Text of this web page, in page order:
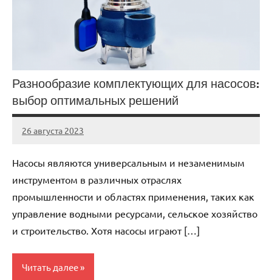
Разнообразие комплектующих для насосов:
выбор оптимальных решений
26 августа 2023
Avtor
Нет
Насосы являются универсальным и незаменимым
инструментом в различных отраслях
промышленности и областях применения, таких как
управление водными ресурсами, сельское хозяйство
и строительство. Хотя насосы играют […]
Читать далее